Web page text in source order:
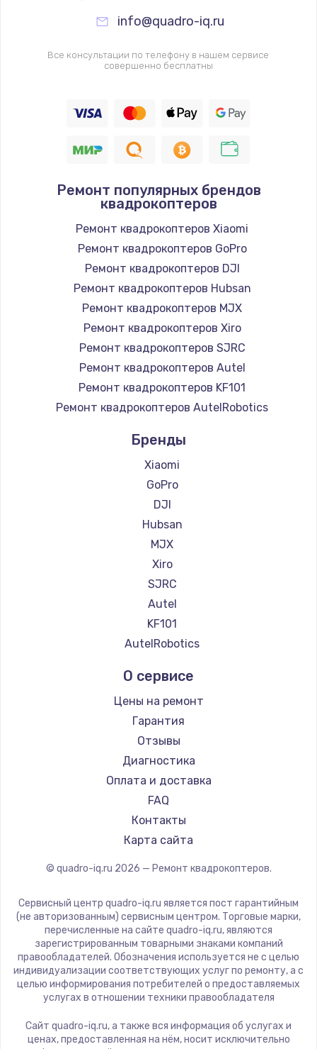
info@quadro-iq.ru
Все консультации по телефону в нашем сервисе
совершенно бесплатны
Ремонт популярных брендов
квадрокоптеров
Ремонт квадрокоптеров Xiaomi
Ремонт квадрокоптеров GoPro
Ремонт квадрокоптеров DJI
Ремонт квадрокоптеров Hubsan
Ремонт квадрокоптеров MJX
Ремонт квадрокоптеров Xiro
Ремонт квадрокоптеров SJRC
Ремонт квадрокоптеров Autel
Ремонт квадрокоптеров KF101
Ремонт квадрокоптеров AutelRobotics
Бренды
Xiaomi
GoPro
DJI
Hubsan
MJX
Xiro
SJRC
Autel
KF101
AutelRobotics
О сервисе
Цены на ремонт
Гарантия
Отзывы
Диагностика
Оплата и доставка
FAQ
Контакты
Карта сайта
© quadro-iq.ru 2026 — Ремонт квадрокоптеров.
Сервисный центр quadro-iq.ru является пост гарантийным
(не авторизованным) сервисным центром. Торговые марки,
перечисленные на сайте quadro-iq.ru, являются
зарегистрированным товарными знаками компаний
правообладателей. Обозначения используется не с целью
индивидуализации соответствующих услуг по ремонту, а с
целью информирования потребителей о предоставляемых
услугах в отношении техники правообладателя
Сайт quadro-iq.ru, а также вся информация об услугах и
ценах, предоставленная на нём, носит исключительно